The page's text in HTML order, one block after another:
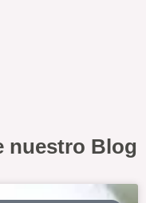
nuestro Blog